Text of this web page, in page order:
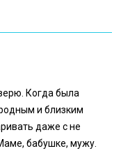
Когда была
и близким
даже с не
бабушке, мужу.